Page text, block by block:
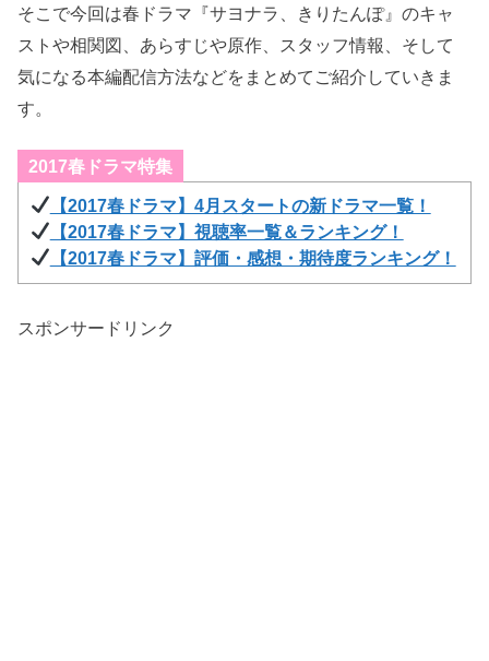
そこで今回は春ドラマ『サヨナラ、きりたんぽ』のキャ
ストや相関図、あらすじや原作、スタッフ情報、そして
気になる本編配信方法などをまとめてご紹介していきま
す。
2017春ドラマ特集
【2017春ドラマ】4月スタートの新ドラマ一覧！
【2017春ドラマ】視聴率一覧＆ランキング！
【2017春ドラマ】評価・感想・期待度ランキング！
スポンサードリンク